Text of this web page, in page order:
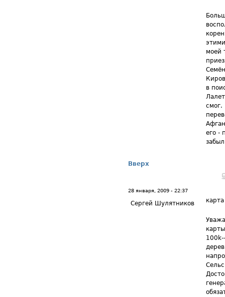
моей
в
смог.
его -
Вверх
28 января, 2009 - 22:37
Сергей Шулятников карта